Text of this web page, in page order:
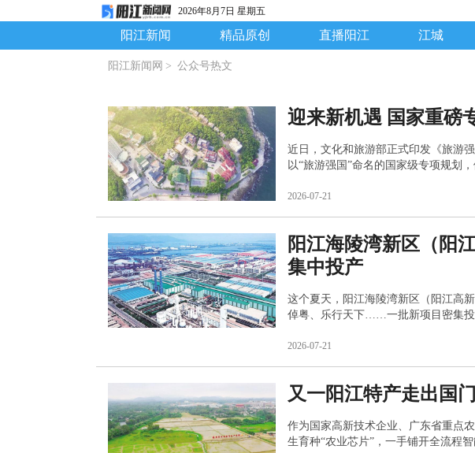
2026年8月7日 星期五
阳江新闻 精品原创 直播阳江 江城
阳江新闻网 > 公众号热文
迎来新机遇 国家重磅
近日，文化和旅游部正式印发《旅游
以“旅游强国”命名的国家级专项规划
2026-07-21
阳江海陵湾新区（阳
集中投产
这个夏天，阳江海陵湾新区（阳江高
倬粤、乐行天下……一批新项目密集
2026-07-21
又一阳江特产走出国门
作为国家高新技术企业、广东省重点
生育种“农业芯片”，一手铺开全流程智